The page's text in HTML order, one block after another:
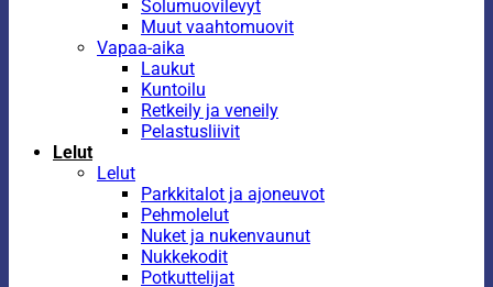
Solumuovilevyt
Muut vaahtomuovit
Vapaa-aika
Laukut
Kuntoilu
Retkeily ja veneily
Pelastusliivit
Lelut
Lelut
Parkkitalot ja ajoneuvot
Pehmolelut
Nuket ja nukenvaunut
Nukkekodit
Potkuttelijat